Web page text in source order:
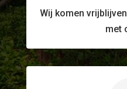
Wij komen
met